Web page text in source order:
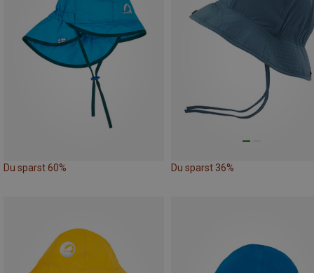
Du sparst 60% Du sparst 36%